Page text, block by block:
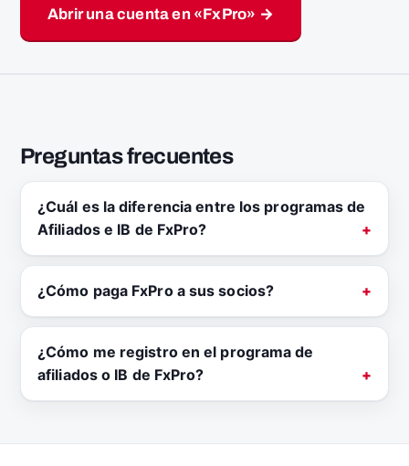
Abrir una cuenta en «FxPro» →
Preguntas frecuentes
¿Cuál es la diferencia entre los programas de
Afiliados e IB de FxPro?
¿Cómo paga FxPro a sus socios?
¿Cómo me registro en el programa de
afiliados o IB de FxPro?